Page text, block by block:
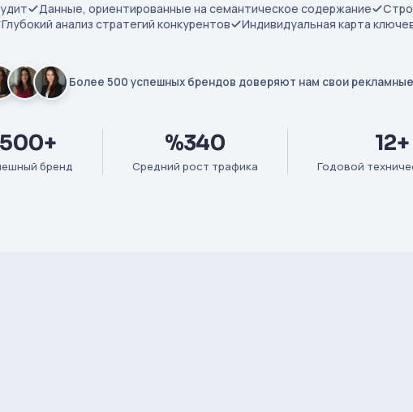
Данные, ориентированные на семантическое содержание
Глубокий анализ стратегий конкурентов
Индивидуальная карта
Более 500 успешных брендов доверяют нам свои
500+
бренд
%340
Средний рост трафика
12+
Годовой